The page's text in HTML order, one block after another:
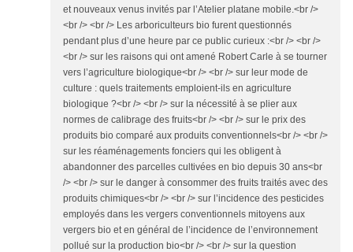
et nouveaux venus invités par l’Atelier platane mobile.<br />
<br /> <br /> Les arboriculteurs bio furent questionnés
pendant plus d’une heure par ce public curieux :<br /> <br />
<br /> sur les raisons qui ont amené Robert Carle à se tourner
vers l’agriculture biologique<br /> <br /> sur leur mode de
culture : quels traitements emploient-ils en agriculture
biologique ?<br /> <br /> sur la nécessité à se plier aux
normes de calibrage des fruits<br /> <br /> sur le prix des
produits bio comparé aux produits conventionnels<br /> <br />
sur les réaménagements fonciers qui les obligent à
abandonner des parcelles cultivées en bio depuis 30 ans<br
/> <br /> sur le danger à consommer des fruits traités avec des
produits chimiques<br /> <br /> sur l’incidence des pesticides
employés dans les vergers conventionnels mitoyens aux
vergers bio et en général de l’incidence de l’environnement
pollué sur la production bio<br /> <br /> sur la question